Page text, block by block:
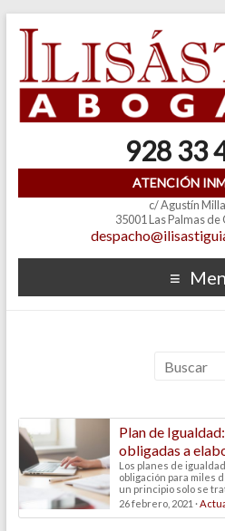
928 33
ATENCIÓN
c/ Agustín
35001 Las Palmas
Plan de
obligadas a
Los planes de
obligación para miles
un principio solo se
26 febrero, 2021 ·